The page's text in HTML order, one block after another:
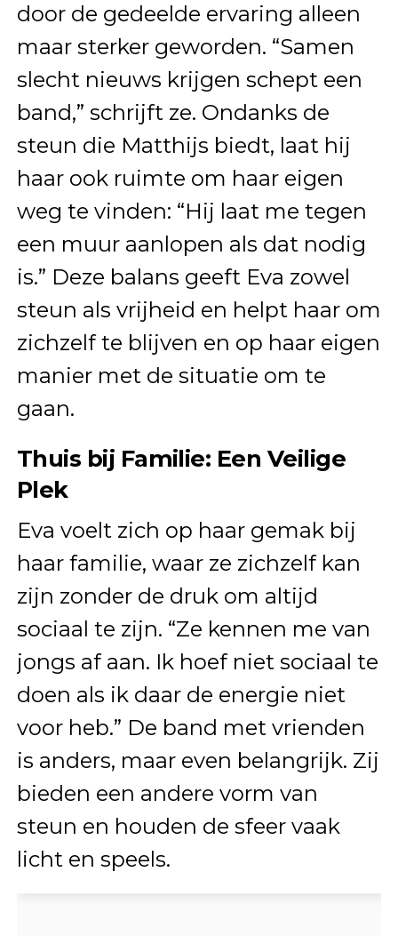
door de gedeelde ervaring alleen
maar sterker geworden. “Samen
slecht nieuws krijgen schept een
band,” schrijft ze. Ondanks de
steun die Matthijs biedt, laat hij
haar ook ruimte om haar eigen
weg te vinden: “Hij laat me tegen
een muur aanlopen als dat nodig
is.” Deze balans geeft Eva zowel
steun als vrijheid en helpt haar om
zichzelf te blijven en op haar eigen
manier met de situatie om te
gaan.
Thuis bij Familie: Een Veilige
Plek
Eva voelt zich op haar gemak bij
haar familie, waar ze zichzelf kan
zijn zonder de druk om altijd
sociaal te zijn. “Ze kennen me van
jongs af aan. Ik hoef niet sociaal te
doen als ik daar de energie niet
voor heb.” De band met vrienden
is anders, maar even belangrijk. Zij
bieden een andere vorm van
steun en houden de sfeer vaak
licht en speels.